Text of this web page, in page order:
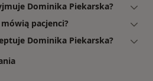
Dominika Piekarska?
pacjenci?
Dominika Piekarska?